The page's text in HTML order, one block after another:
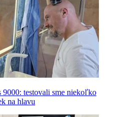
9000: testovali sme niekoľko
na hlavu